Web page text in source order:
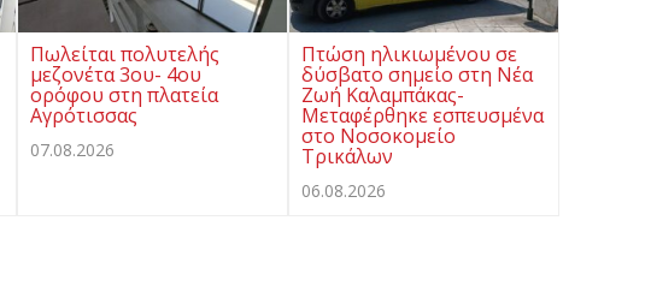
Πωλείται πολυτελής
μεζονέτα 3ου- 4ου
ορόφου στη πλατεία
Αγρότισσας
07.08.2026
Πτώση ηλικιωμένου σε
δύσβατο σημείο στη Νέα
Ζωή Καλαμπάκας-
Μεταφέρθηκε εσπευσμένα
στο Νοσοκομείο
Τρικάλων
06.08.2026